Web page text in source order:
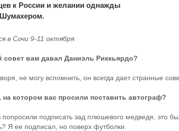
к России и желании однажды
Шумахером.
в Сочи 9-11 октября.
вам давал Даниэль Риккьярдо?
не могу вспомнить, он всегда дает странные
котором вас просили поставить автограф?
подписать зад плюшевого медведя, это
Я ее подписал, но поверх футболки.